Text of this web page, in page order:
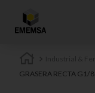
GRASERA RECTA G1/8